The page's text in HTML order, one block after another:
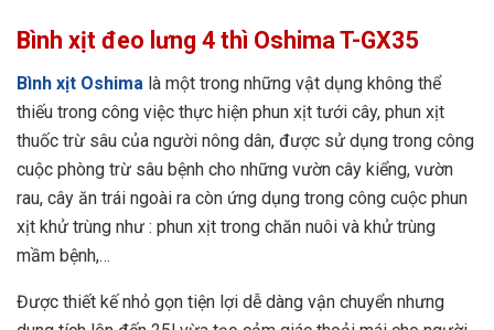
Bình xịt đeo lưng 4 thì Oshima T-GX35
Bình xịt Oshima là một trong những vật dụng không thể
thiếu trong công việc thực hiện phun xịt tưới cây, phun xịt
thuốc trừ sâu của người nông dân, được sử dụng trong công
cuộc phòng trừ sâu bệnh cho những vườn cây kiểng, vườn
rau, cây ăn trái ngoài ra còn ứng dụng trong công cuộc phun
xịt khử trùng như : phun xịt trong chăn nuôi và khử trùng
mầm bệnh,…
Được thiết kế nhỏ gọn tiện lợi dễ dàng vận chuyển nhưng